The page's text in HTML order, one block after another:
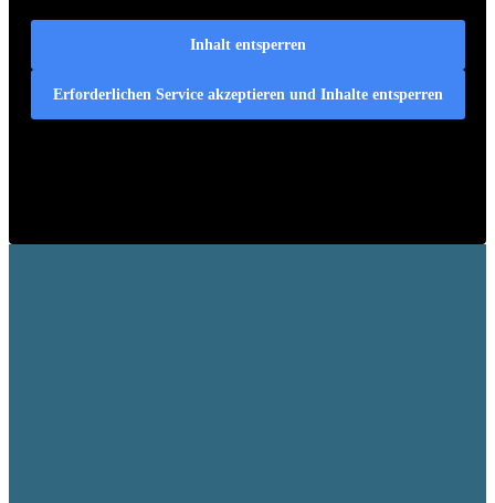
Inhalt entsperren
Erforderlichen Service akzeptieren und Inhalte entsperren